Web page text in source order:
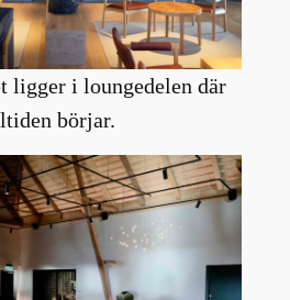
ligger i loungedelen där
börjar.